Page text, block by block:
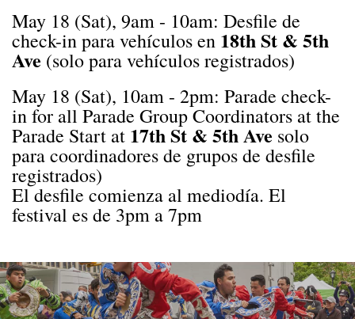
May 18 (Sat), 9am - 10am: Desfile de
check-in para vehículos en 18th St & 5th
Ave (solo para vehículos registrados)
May 18 (Sat), 10am - 2pm: Parade check-
in for all Parade Group Coordinators at the
Parade Start at 17th St & 5th Ave solo
para coordinadores de grupos de desfile
registrados)
El desfile comienza al mediodía. El
festival es de 3pm a 7pm